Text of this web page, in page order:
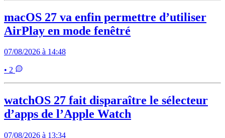
macOS 27 va enfin permettre d’utiliser
AirPlay en mode fenêtré
07/08/2026 à 14:48
• 2
watchOS 27 fait disparaître le sélecteur
d’apps de l’Apple Watch
07/08/2026 à 13:34